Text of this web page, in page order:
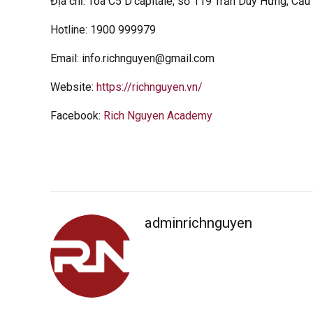
Hotline: 1900 999979
Email: info.richnguyen@gmail.com
Website: https://richnguyen.vn/
Facebook: Rich Nguyen Academy
adminrichnguyen